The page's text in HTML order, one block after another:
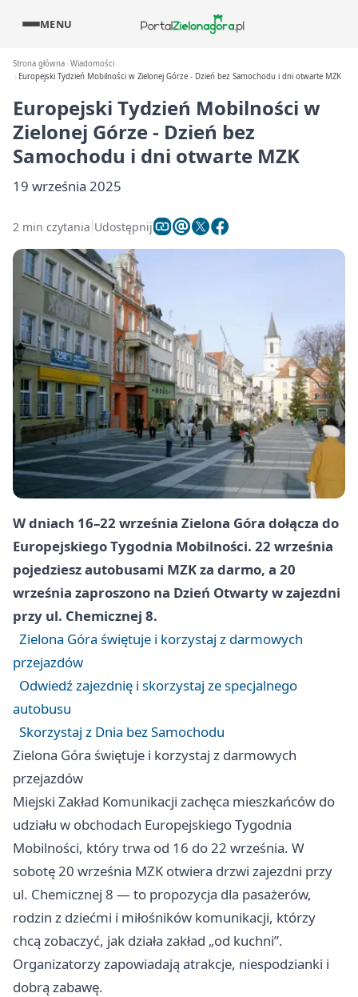
MENU
Strona główna Wiadomości
Europejski Tydzień Mobilności w Zielonej Górze - Dzień bez Samochodu i dni otwarte MZK
Europejski Tydzień Mobilności w
Zielonej Górze - Dzień bez
Samochodu i dni otwarte MZK
19 września 2025
2 min czytania Udostępnij
W dniach 16–22 września Zielona Góra dołącza do
Europejskiego Tygodnia Mobilności. 22 września
pojedziesz autobusami MZK za darmo, a 20
września zaproszono na Dzień Otwarty w zajezdni
przy ul. Chemicznej 8.
Zielona Góra świętuje i korzystaj z darmowych
przejazdów
Odwiedź zajezdnię i skorzystaj ze specjalnego
autobusu
Skorzystaj z Dnia bez Samochodu
Zielona Góra świętuje i korzystaj z darmowych
przejazdów
Miejski Zakład Komunikacji zachęca mieszkańców do
udziału w obchodach Europejskiego Tygodnia
Mobilności, który trwa od 16 do 22 września. W
sobotę 20 września MZK otwiera drzwi zajezdni przy
ul. Chemicznej 8 — to propozycja dla pasażerów,
rodzin z dziećmi i miłośników komunikacji, którzy
chcą zobaczyć, jak działa zakład „od kuchni”.
Organizatorzy zapowiadają atrakcje, niespodzianki i
dobrą zabawę.